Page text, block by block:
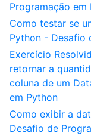
Programação em
Como testar se
Python - Desafio
Exercício
retornar a
coluna de um
em Python
Como exibir a
Desafio de